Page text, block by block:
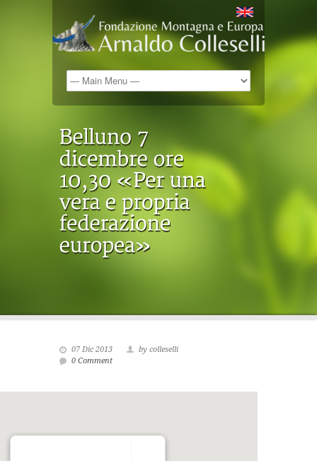
07 Dic 2013
by colleselli
0 Comment